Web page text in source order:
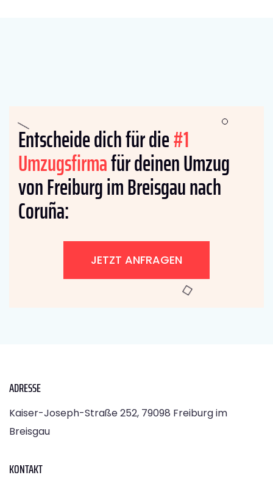
Entscheide dich für die#1
Umzugsfirmafür deinen Umzug
von Freiburg im Breisgau nach
Coruña:
JETZT ANFRAGEN
ADRESSE
Kaiser-Joseph-Straße 252, 79098 Freiburg im
Breisgau
KONTAKT